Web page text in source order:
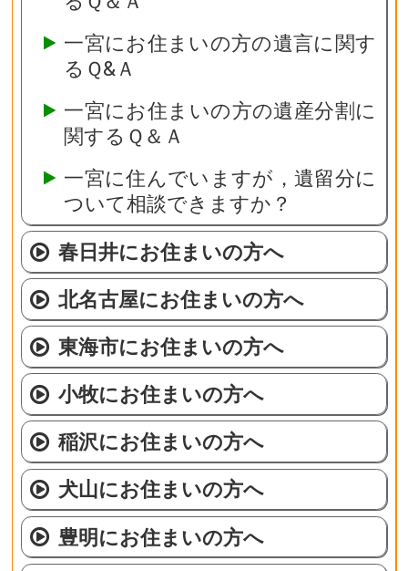
一宮にお住まいの方の遺言に関す
るＱ&Ａ
一宮にお住まいの方の遺産分割に
関するＱ＆Ａ
一宮に住んでいますが，遺留分に
ついて相談できますか？
春日井にお住まいの方へ
北名古屋にお住まいの方へ
東海市にお住まいの方へ
小牧にお住まいの方へ
稲沢にお住まいの方へ
犬山にお住まいの方へ
豊明にお住まいの方へ